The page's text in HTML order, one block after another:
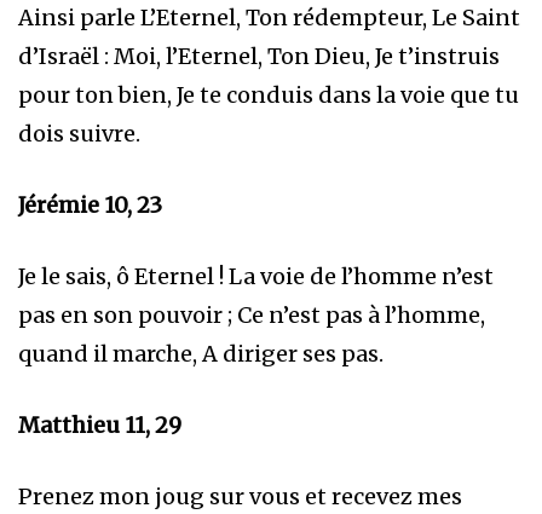
Ainsi parle L’Eternel, Ton rédempteur, Le Saint
d’Israël : Moi, l’Eternel, Ton Dieu, Je t’instruis
pour ton bien, Je te conduis dans la voie que tu
dois suivre.
Jérémie 10, 23
Je le sais, ô Eternel ! La voie de l’homme n’est
pas en son pouvoir ; Ce n’est pas à l’homme,
quand il marche, A diriger ses pas.
Matthieu 11, 29
Prenez mon joug sur vous et recevez mes